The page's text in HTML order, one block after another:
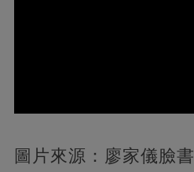
圖片來源：廖家儀臉書